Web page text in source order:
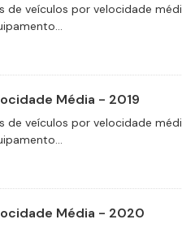
veículos por velocidade
Média - 2019
veículos por velocidade
Média - 2020